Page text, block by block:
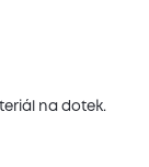
na dotek.